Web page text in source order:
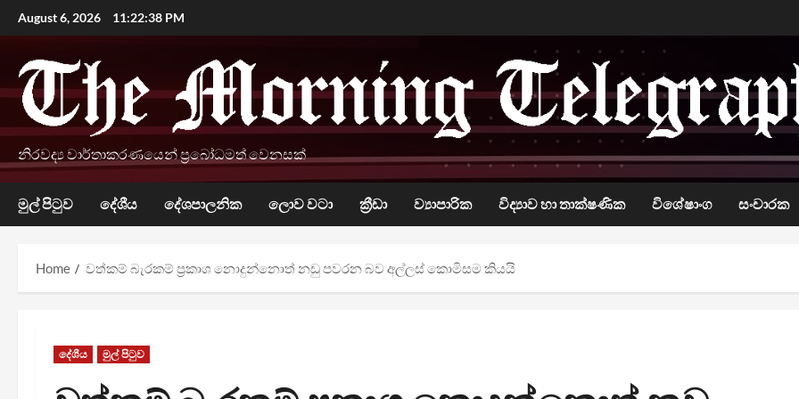
Skip
to
content
August 6, 2026 11:22:39 PM
නිරවද්‍ය වාර්තාකරණයෙන් ප්‍රබෝධමත් වෙනසක්
මුල් පිටුව දේශීය දේශපාලනික ලොව වටා ක්‍රීඩා ව්‍යාපාරික විද්‍යාව හා තාක්ෂණික විශේෂාංග සංචාරක
Home වත්කම් බැරකම් ප්‍රකාශ නොදුන්නොත් නඩු පවරන බව අල්ලස් කොමිසම කියයි
දේශීය මුල් පිටුව